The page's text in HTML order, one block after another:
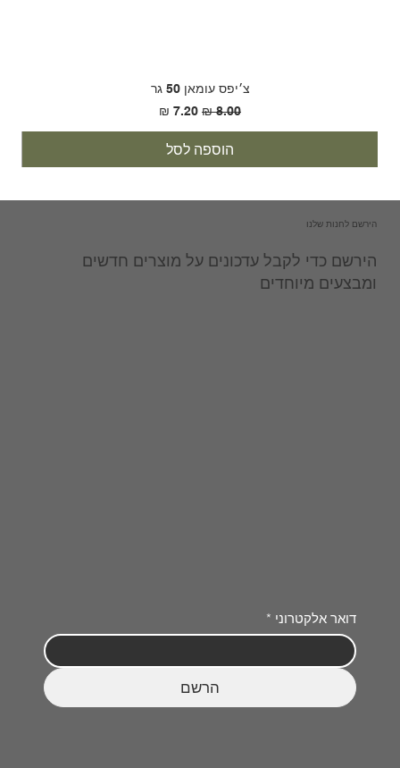
צ׳יפס עומאן 50 גר
מחיר רגילמחיר מבצע
הוספה לסל
הירשם כדי לקבל עדכונים על מוצרים חדשים
ומבצעים מיוחדים
הירשם לחנות שלנו
דואר אלקטרוני *
הרשם